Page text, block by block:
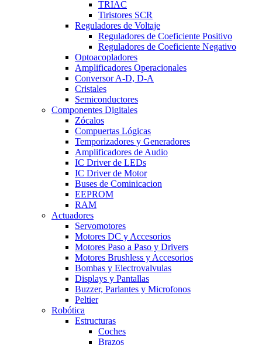
TRIAC
Tiristores SCR
Reguladores de Voltaje
Reguladores de Coeficiente Positivo
Reguladores de Coeficiente Negativo
Optoacopladores
Amplificadores Operacionales
Conversor A-D, D-A
Cristales
Semiconductores
Componentes Digitales
Zócalos
Compuertas Lógicas
Temporizadores y Generadores
Amplificadores de Audio
IC Driver de LEDs
IC Driver de Motor
Buses de Cominicacion
EEPROM
RAM
Actuadores
Servomotores
Motores DC y Accesorios
Motores Paso a Paso y Drivers
Motores Brushless y Accesorios
Bombas y Electrovalvulas
Displays y Pantallas
Buzzer, Parlantes y Microfonos
Peltier
Robótica
Estructuras
Coches
Brazos